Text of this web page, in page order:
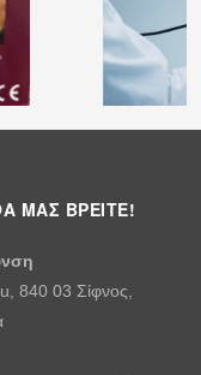
ΜΑΣ ΒΡΕΊΤΕ!
840 03 Σίφνος,